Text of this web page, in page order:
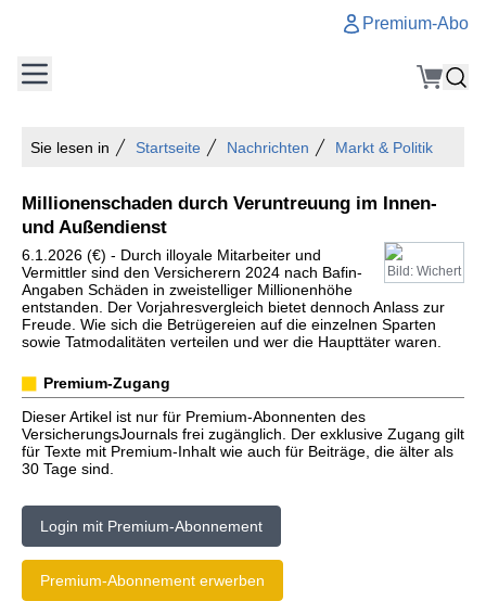
Premium-Abo
Sie lesen in Startseite Nachrichten Markt & Politik
Millionenschaden durch Veruntreuung im Innen-
und Außendienst
Bild: Wichert
6.1.2026 (€) - Durch illoyale Mitarbeiter und
Vermittler sind den Versicherern 2024 nach Bafin-
Angaben Schäden in zweistelliger Millionenhöhe
entstanden. Der Vorjahresvergleich bietet dennoch Anlass zur
Freude. Wie sich die Betrügereien auf die einzelnen Sparten
sowie Tatmodalitäten verteilen und wer die Haupttäter waren.
Premium-Zugang
Dieser Artikel ist nur für Premium-Abonnenten des
VersicherungsJournals frei zugänglich. Der exklusive Zugang gilt
für Texte mit Premium-Inhalt wie auch für Beiträge, die älter als
30 Tage sind.
Login mit Premium-Abonnement
Premium-Abonnement erwerben